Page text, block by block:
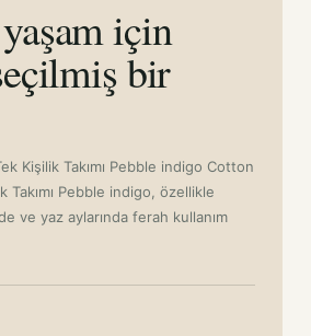
için
bir
Kişilik Takımı Pebble indigo Cotton
Takımı Pebble indigo, özellikle
ve yaz aylarında ferah kullanım